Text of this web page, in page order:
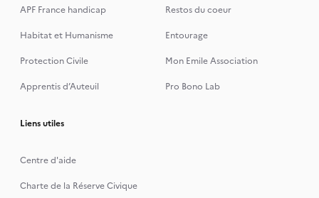
APF France handicap
Restos du coeur
Habitat et Humanisme
Entourage
Protection Civile
Mon Emile Association
Apprentis d’Auteuil
Pro Bono Lab
Liens utiles
Centre d'aide
Charte de la Réserve Civique